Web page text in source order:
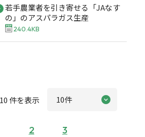
若手農業者を引き寄せる「JAなす
の」のアスパラガス生産
240.4KB
件を表示
2 3